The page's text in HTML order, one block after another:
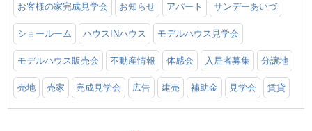
お客様の家完成見学会 お知らせ アパート サンデーあいづ
ショールーム ハウスINハウス モデルハウス見学会
モデルハウス販売会 不動産情報 体感会 入居者募集 分譲地
売地 売家 完成見学会 広告 建売 補助金 見学会 賃貸